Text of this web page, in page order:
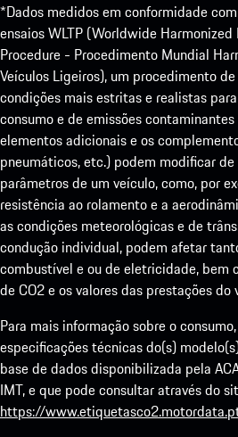
*Dados medidos em conformidade
ensaios WLTP (Worldwide
Procedure - Procedimento Mundial
Veículos Ligeiros), um procedimento
condições mais estritas e realistas
consumo e de emissões
elementos adicionais e os
pneumáticos, etc.) podem modificar
parâmetros de um veículo, como, por
resistência ao rolamento e a
as condições meteorológicas e de
condução individual, podem afetar
combustível e ou de eletricidade, bem
de CO2 e os valores das prestações do
Para mais informação sobre o
especificações técnicas do(s)
base de dados disponibilizada pela
IMT, e que pode consultar através do
https://